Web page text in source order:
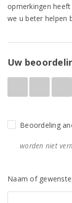
opmerkingen
we u beter helpen
Uw
Beoordeling
worden niet
Naam of